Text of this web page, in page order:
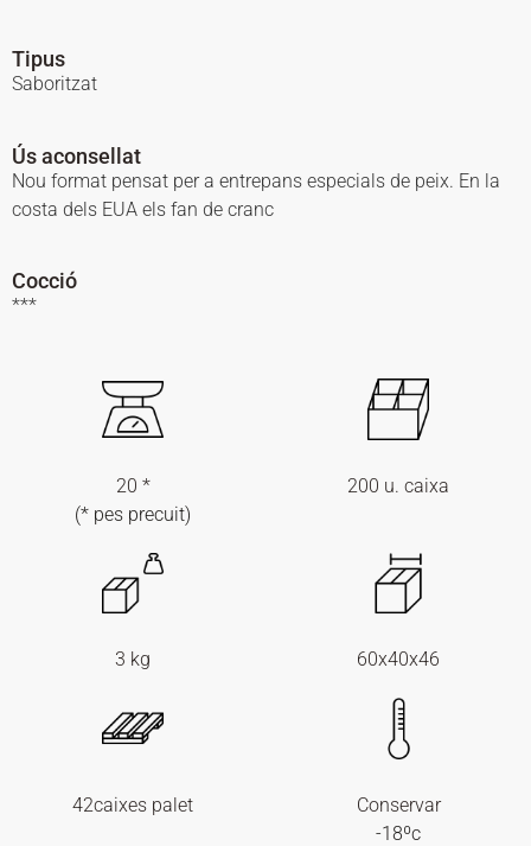
Tipus
Saboritzat
Ús aconsellat
Nou format pensat per a entrepans especials de peix. En la
costa dels EUA els fan de cranc
Cocció
***
20 *
(* pes precuit)
200 u. caixa
3 kg 60x40x46
42caixes palet
Conservar
-18ºc